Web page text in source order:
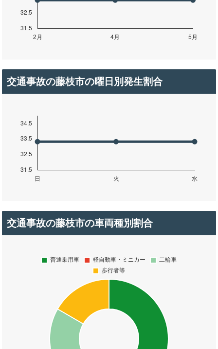
交通事故の藤枝市の曜日別発生割合
交通事故の藤枝市の車両種別割合